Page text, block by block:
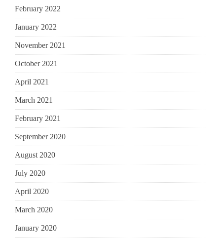
February 2022
January 2022
November 2021
October 2021
April 2021
March 2021
February 2021
September 2020
August 2020
July 2020
April 2020
March 2020
January 2020